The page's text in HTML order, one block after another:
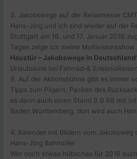
3. Jakobswege auf der Reisemesse
Hans-Jörg und ich sind wieder auf der
Stuttgart am 16. und 17. Januar 2016
Tagen zeige ich meine Multivisionsshow
Haustür – Jakobswege in
Urlaubskino bei Fahrrad-&
9. Auf der Aktionsbühne gibt es immer
Tipps zum Pilgern, Packen des
es dann auch einen Stand 9 B 66 mit
Baden Württemberg, dort wird auch
4. Kalender mit Bildern vom Jakobsweg
Hans-Jörg Bahmüller
Wer noch etwas hübsches für 2016